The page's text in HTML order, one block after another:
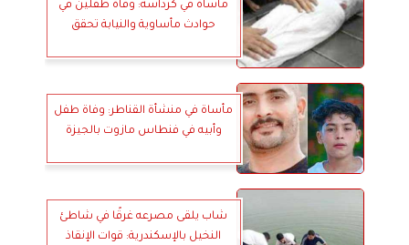
مأساة في كرداسة: وفاة طفلين في
حوادث مأساوية والنيابة تحقق
مأساة في منشأة القناطر: وفاة طفل
وأبيه في فنطاس مازوت بالجيزة
شاب يلقى مصرعه غرقًا في شاطئ
النخيل بالإسكندرية: قوات الإنقاذ